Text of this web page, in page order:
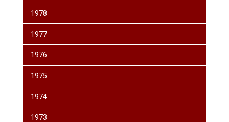
1978
1977
1976
1975
1974
1973